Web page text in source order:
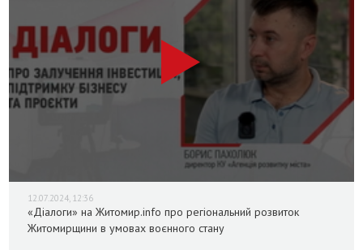
12.07.2024, 12:36
«Діалоги» на Житомир.info про регіональний розвиток
Житомирщини в умовах воєнного стану